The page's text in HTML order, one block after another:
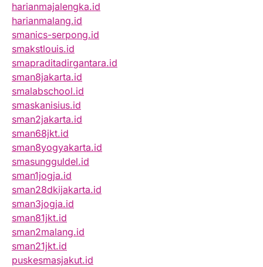
harianmajalengka.id
harianmalang.id
smanics-serpong.id
smakstlouis.id
smapraditadirgantara.id
sman8jakarta.id
smalabschool.id
smaskanisius.id
sman2jakarta.id
sman68jkt.id
sman8yogyakarta.id
smasungguldel.id
sman1jogja.id
sman28dkijakarta.id
sman3jogja.id
sman81jkt.id
sman2malang.id
sman21jkt.id
puskesmasjakut.id